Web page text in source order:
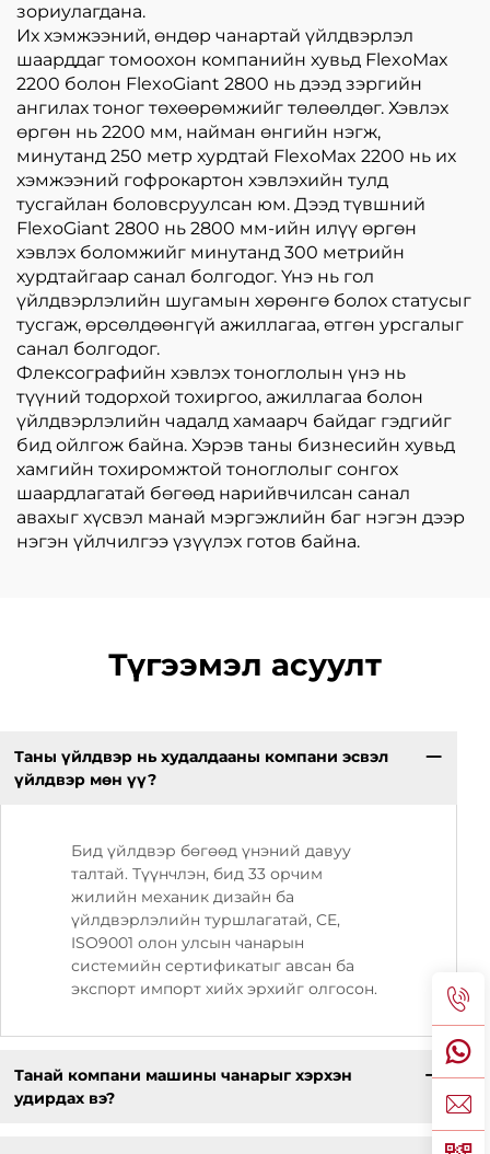
зориулагдана.
Их хэмжээний, өндөр чанартай үйлдвэрлэл
шаарддаг томоохон компанийн хувьд FlexoMax
2200 болон FlexoGiant 2800 нь дээд зэргийн
ангилах тоног төхөөрөмжийг төлөөлдөг. Хэвлэх
өргөн нь 2200 мм, найман өнгийн нэгж,
минутанд 250 метр хурдтай FlexoMax 2200 нь их
хэмжээний гофрокартон хэвлэхийн тулд
тусгайлан боловсруулсан юм. Дээд түвшний
FlexoGiant 2800 нь 2800 мм-ийн илүү өргөн
хэвлэх боломжийг минутанд 300 метрийн
хурдтайгаар санал болгодог. Үнэ нь гол
үйлдвэрлэлийн шугамын хөрөнгө болох статусыг
тусгаж, өрсөлдөөнгүй ажиллагаа, өтгөн урсгалыг
санал болгодог.
Флексографийн хэвлэх тоноглолын үнэ нь
түүний тодорхой тохиргоо, ажиллагаа болон
үйлдвэрлэлийн чадалд хамаарч байдаг гэдгийг
бид ойлгож байна. Хэрэв таны бизнесийн хувьд
хамгийн тохиромжтой тоноглолыг сонгох
шаардлагатай бөгөөд нарийвчилсан санал
авахыг хүсвэл манай мэргэжлийн баг нэгэн дээр
нэгэн үйлчилгээ үзүүлэх готов байна.
Түгээмэл асуулт
Таны үйлдвэр нь худалдааны компани эсвэл
үйлдвэр мөн үү?
Бид үйлдвэр бөгөөд үнэний давуу
талтай. Түүнчлэн, бид 33 орчим
жилийн механик дизайн ба
үйлдвэрлэлийн туршлагатай, CE,
ISO9001 олон улсын чанарын
системийн сертификатыг авсан ба
экспорт импорт хийх эрхийг олгосон.
Танай компани машины чанарыг хэрхэн
удирдах вэ?